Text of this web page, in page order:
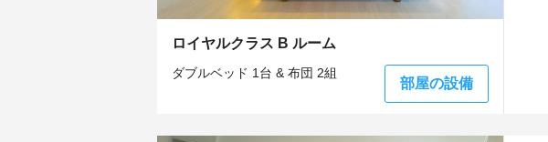
ロイヤルクラス B ルーム
ダブルベッド 1台 & 布団 2組
部屋の設備